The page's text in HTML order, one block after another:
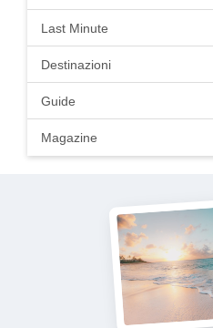
Last Minute
Destinazioni
Guide
Magazine